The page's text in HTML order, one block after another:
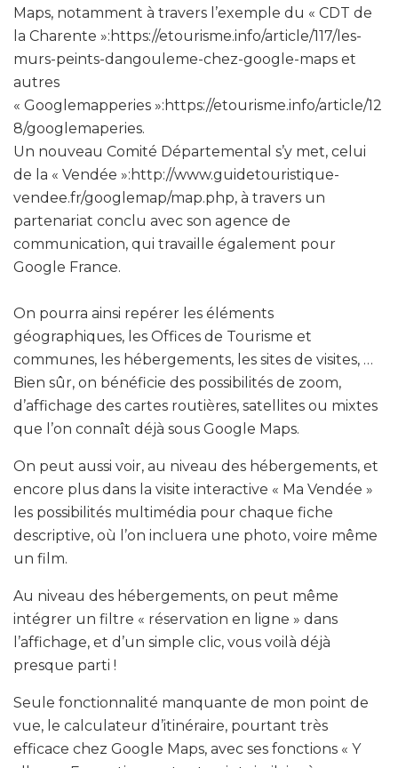
Maps, notamment à travers l’exemple du « CDT de
la Charente »:https://etourisme.info/article/117/les-
murs-peints-dangouleme-chez-google-maps et
autres
« Googlemapperies »:https://etourisme.info/article/12
8/googlemaperies.
Un nouveau Comité Départemental s’y met, celui
de la « Vendée »:http://www.guidetouristique-
vendee.fr/googlemap/map.php, à travers un
partenariat conclu avec son agence de
communication, qui travaille également pour
Google France.
On pourra ainsi repérer les éléments
géographiques, les Offices de Tourisme et
communes, les hébergements, les sites de visites, …
Bien sûr, on bénéficie des possibilités de zoom,
d’affichage des cartes routières, satellites ou mixtes
que l’on connaît déjà sous Google Maps.
On peut aussi voir, au niveau des hébergements, et
encore plus dans la visite interactive « Ma Vendée »
les possibilités multimédia pour chaque fiche
descriptive, où l’on incluera une photo, voire même
un film.
Au niveau des hébergements, on peut même
intégrer un filtre « réservation en ligne » dans
l’affichage, et d’un simple clic, vous voilà déjà
presque parti !
Seule fonctionnalité manquante de mon point de
vue, le calculateur d’itinéraire, pourtant très
efficace chez Google Maps, avec ses fonctions « Y